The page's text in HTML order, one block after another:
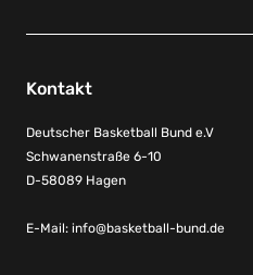
Kontakt
Deutscher Basketball Bund e.V
Schwanenstraße 6-10
D-58089 Hagen
E-Mail: info@basketball-bund.de